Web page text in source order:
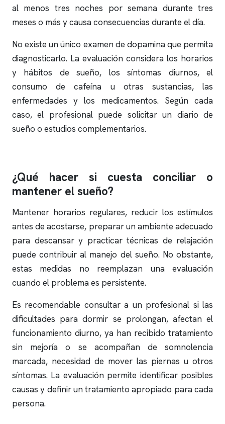
al menos tres noches por semana durante tres
meses o más y causa consecuencias durante el día.
No existe un único examen de dopamina que permita
diagnosticarlo. La evaluación considera los horarios
y hábitos de sueño, los síntomas diurnos, el
consumo de cafeína u otras sustancias, las
enfermedades y los medicamentos. Según cada
caso, el profesional puede solicitar un diario de
sueño o estudios complementarios.
¿Qué hacer si cuesta conciliar o
mantener el sueño?
Mantener horarios regulares, reducir los estímulos
antes de acostarse, preparar un ambiente adecuado
para descansar y practicar técnicas de relajación
puede contribuir al manejo del sueño. No obstante,
estas medidas no reemplazan una evaluación
cuando el problema es persistente.
Es recomendable consultar a un profesional si las
dificultades para dormir se prolongan, afectan el
funcionamiento diurno, ya han recibido tratamiento
sin mejoría o se acompañan de somnolencia
marcada, necesidad de mover las piernas u otros
síntomas. La evaluación permite identificar posibles
causas y definir un tratamiento apropiado para cada
persona.